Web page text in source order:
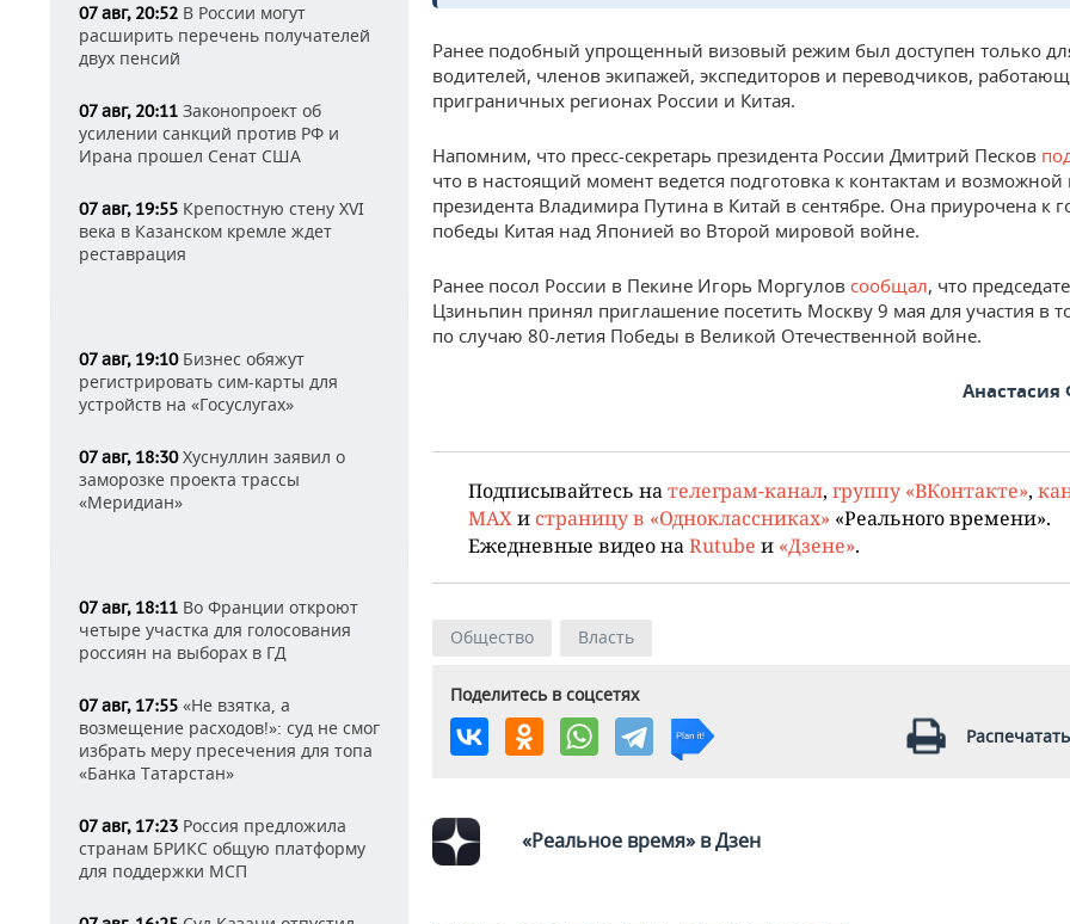
07 авг, 20:52 В России могут
расширить перечень получателей
двух пенсий
07 авг, 20:11 Законопроект об
усилении санкций против РФ и
Ирана прошел Сенат США
07 авг, 19:55 Крепостную стену XVI
века в Казанском кремле ждет
реставрация
07 авг, 19:10Бизнес обяжут
регистрировать сим-карты для
устройств на «Госуслугах»
07 авг, 18:30Хуснуллин заявил о
заморозке проекта трассы
«Меридиан»
07 авг, 18:11 Во Франции откроют
четыре участка для голосования
россиян на выборах в ГД
07 авг, 17:55 «Не взятка, а
возмещение расходов!»: суд не смог
избрать меру пресечения для топа
«Банка Татарстан»
07 авг, 17:23 Россия предложила
странам БРИКС общую платформу
для поддержки МСП
Ранее подобный упрощенный визовый режим был доступен только
водителей, членов экипажей, экспедиторов и переводчиков,
приграничных регионах России и Китая.
Напомним, что пресс-секретарь президента России Дмитрий Песков
что в настоящий момент ведется подготовка к контактам и возможной
президента Владимира Путина в Китай в сентябре. Она приурочена к
победы Китая над Японией во Второй мировой войне.
Ранее посол России в Пекине Игорь Моргулов сообщал, что
Цзиньпин принял приглашение посетить Москву 9 мая для участия в
по случаю 80-летия Победы в Великой Отечественной войне.
Подписывайтесь нателеграм-канал, группу «ВКонтакте»,
MAXи страницу в «Одноклассниках» «Реального времени».
Ежедневные видео наRutube и «Дзене».
Общество Власть
Поделитесь в соцсетях
«Реальное время» в Дзен